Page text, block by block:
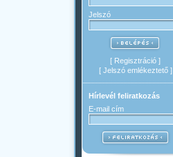
Jelszó
[ Regisztráció ]
[ Jelszó emlékeztető]
Hírlevél feliratkozás
E-mail cím